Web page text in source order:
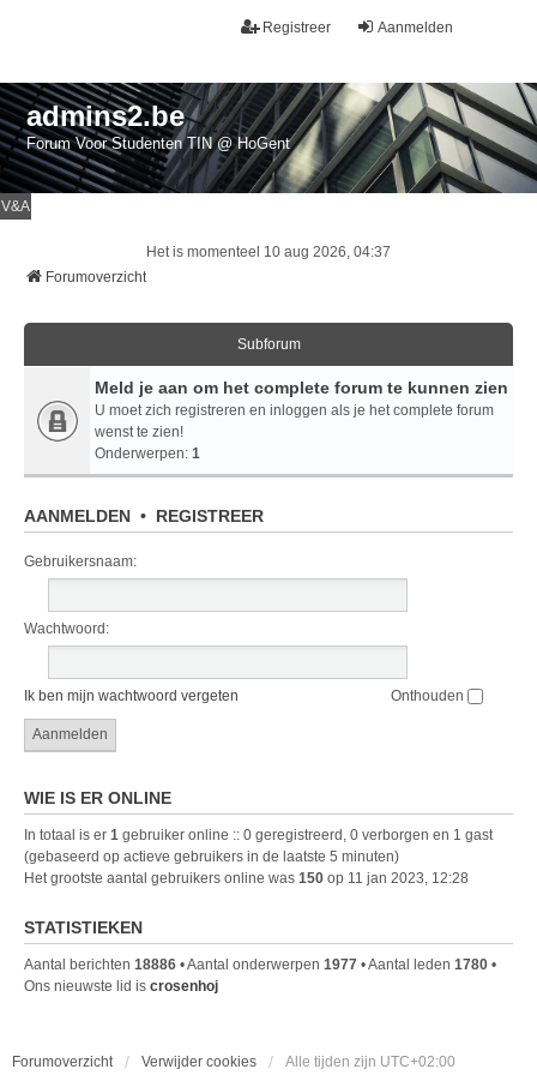
Aanmelden
Registreer
admins2.be
Forum Voor Studenten TIN @ HoGent
V&A
Het is momenteel 10 aug 2026, 04:37
Forumoverzicht
Subforum
Meld je aan om het complete forum te kunnen zien
U moet zich registreren en inloggen als je het complete forum
wenst te zien!
Onderwerpen: 1
AANMELDEN • REGISTREER
Gebruikersnaam:
Wachtwoord:
Ik ben mijn wachtwoord vergeten Onthouden
WIE IS ER ONLINE
In totaal is er 1 gebruiker online :: 0 geregistreerd, 0 verborgen en 1 gast
(gebaseerd op actieve gebruikers in de laatste 5 minuten)
Het grootste aantal gebruikers online was 150 op 11 jan 2023, 12:28
STATISTIEKEN
Aantal berichten 18886 • Aantal onderwerpen 1977 • Aantal leden 1780 •
Ons nieuwste lid is crosenhoj
Forumoverzicht Verwijder cookies Alle tijden zijn UTC+02:00